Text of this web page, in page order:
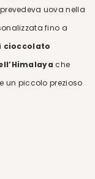
uova nella
fino a
cioccolato
che
un piccolo prezioso